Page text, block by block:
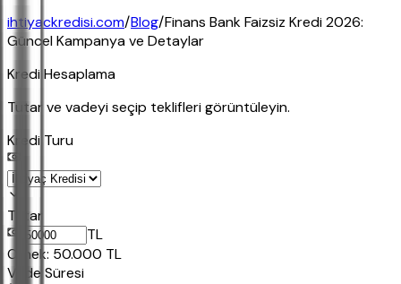
ihtiyackredisi.com/Blog/Finans Bank Faizsiz Kredi 2026:
Güncel Kampanya ve Detaylar
Kredi Hesaplama
Tutar ve vadeyi seçip teklifleri görüntüleyin.
Kredi Turu
Tutar
TL
Ornek: 50.000 TL
Vade Süresi